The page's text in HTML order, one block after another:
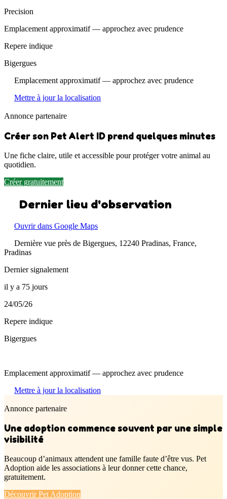
Precision
Emplacement approximatif — approchez avec prudence
Repere indique
Bigergues
Emplacement approximatif — approchez avec prudence
Mettre à jour la localisation
Annonce partenaire
Créer son Pet Alert ID prend quelques minutes
Une fiche claire, utile et accessible pour protéger votre animal au
quotidien.
Créer gratuitement
Dernier lieu d'observation
Ouvrir dans Google Maps
Dernière vue près de Bigergues, 12240 Pradinas, France,
Pradinas
Dernier signalement
il y a 75 jours
24/05/26
Repere indique
Bigergues
Emplacement approximatif — approchez avec prudence
Mettre à jour la localisation
Annonce partenaire
Une adoption commence souvent par une simple
visibilité
Beaucoup d’animaux attendent une famille faute d’être vus. Pet
Adoption aide les associations à leur donner cette chance,
gratuitement.
Découvrir Pet Adoption